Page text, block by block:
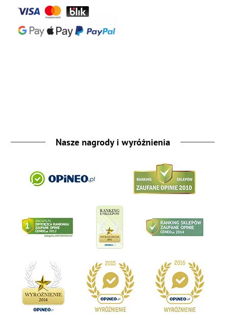
Nasze nagrody i wyróżnienia